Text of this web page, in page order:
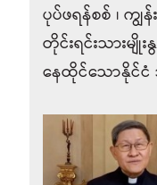
ပုပ်ဖရန်စစ် ၊ ကျွ
တိုင်းရင်းသားမျို
နေထိုင်သောနိုင်